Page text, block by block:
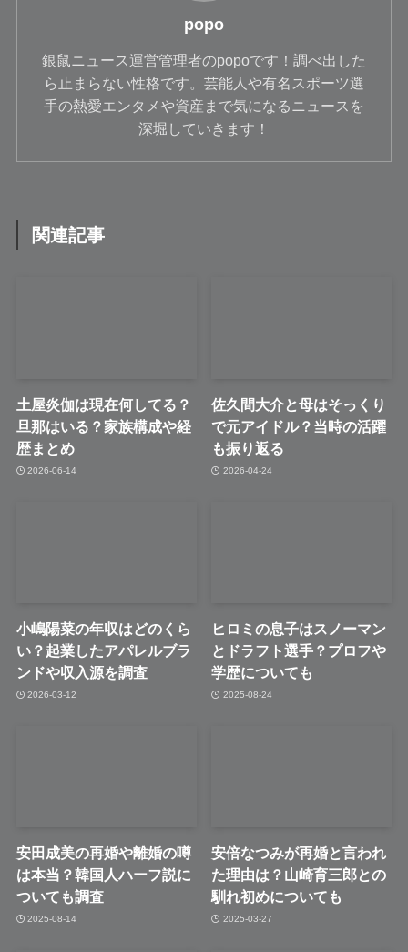
popo
銀鼠ニュース運営管理者のpopoです！調べ出した
ら止まらない性格です。芸能人や有名スポーツ選
手の熱愛エンタメや資産まで気になるニュースを
深堀していきます！
関連記事
土屋炎伽は現在何してる？
旦那はいる？家族構成や経
歴まとめ
2026-06-14
佐久間大介と母はそっくり
で元アイドル？当時の活躍
も振り返る
2026-04-24
小嶋陽菜の年収はどのくら
い？起業したアパレルブラ
ンドや収入源を調査
2026-03-12
ヒロミの息子はスノーマン
とドラフト選手？プロフや
学歴についても
2025-08-24
安田成美の再婚や離婚の噂
は本当？韓国人ハーフ説に
ついても調査
2025-08-14
安倍なつみが再婚と言われ
た理由は？山崎育三郎との
馴れ初めについても
2025-03-27